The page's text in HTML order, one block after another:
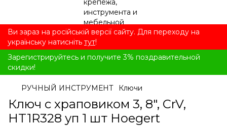
Ви зараз на російській версії сайту. Для переходу на
українську натисніть тут!
Зарегистрируйтесь и получите 3% поздравительной
скидки!
РУЧНЫЙ ИНСТРУМЕНТ Ключи
Ключ с храповиком 3, 8", CrV,
HT1R328 уп 1 шт Hoegert